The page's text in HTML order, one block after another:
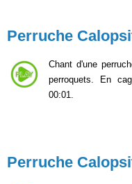
Perruche
Chant d'une
perroquets. En
00:01.
Perruche